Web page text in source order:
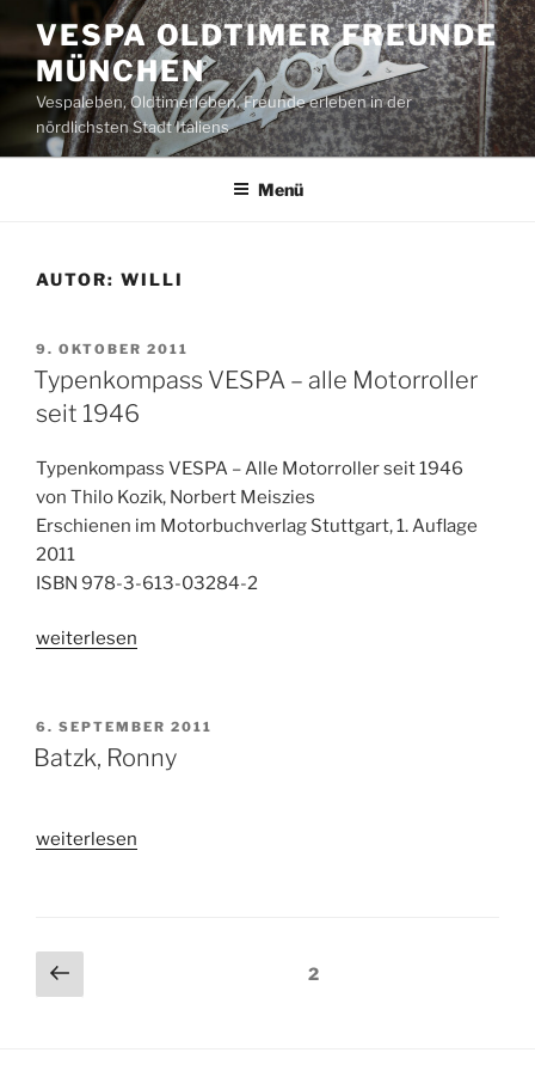
Inhalt
springen
VESPA OLDTIMER FREUNDE
MÜNCHEN
Vespaleben, Oldtimerleben, Freunde erleben in der
nördlichsten Stadt Italiens
Menü
AUTOR: WILLI
VERÖFFENTLICHT
AM
9. OKTOBER 2011
Typenkompass VESPA – alle Motorroller
seit 1946
Typenkompass VESPA – Alle Motorroller seit 1946
von Thilo Kozik, Norbert Meiszies
Erschienen im Motorbuchverlag Stuttgart, 1. Auflage
2011
ISBN 978-3-613-03284-2
„Typenkompass
alle
Motorroller
weiterlesen
VERÖFFENTLICHT
AM
6. SEPTEMBER 2011
Batzk, Ronny
„Batzk,
weiterlesen
Beitragsnavigation
Vorherige
Seite
Seite2